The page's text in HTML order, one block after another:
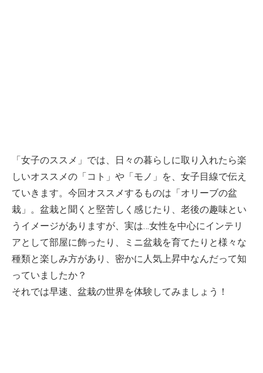
「女子のススメ」では、日々の暮らしに取り入れたら楽
しいオススメの「コト」や「モノ」を、女子目線で伝え
ていきます。今回オススメするものは「オリーブの盆
栽」。盆栽と聞くと堅苦しく感じたり、老後の趣味とい
うイメージがありますが、実は…女性を中心にインテリ
アとして部屋に飾ったり、ミニ盆栽を育てたりと様々な
種類と楽しみ方があり、密かに人気上昇中なんだって知
っていましたか？
それでは早速、盆栽の世界を体験してみましょう！